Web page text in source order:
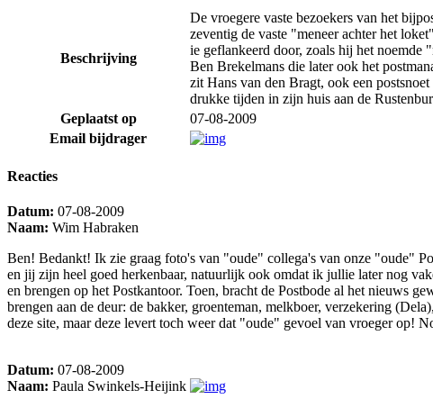
Beschrijving
De vroegere vaste bezoekers van het
zeventig de vaste "meneer achter het
ie geflankeerd door, zoals hij het noemde
Ben Brekelmans die later ook het
zit Hans van den Bragt, ook een
drukke tijden in zijn huis aan de
Geplaatst op
07-08-2009
Email bijdrager
Reacties
Datum: 07-08-2009
Naam: Wim Habraken
Ben! Bedankt! Ik zie graag foto's van "oude" collega's van onze "oude"
en jij zijn heel goed herkenbaar, natuurlijk ook omdat ik jullie later nog
en brengen op het Postkantoor. Toen, bracht de Postbode al het nieuws
brengen aan de deur: de bakker, groenteman, melkboer, verzekering
deze site, maar deze levert toch weer dat "oude" gevoel van vroeger op!
Datum: 07-08-2009
Naam: Paula Swinkels-Heijink